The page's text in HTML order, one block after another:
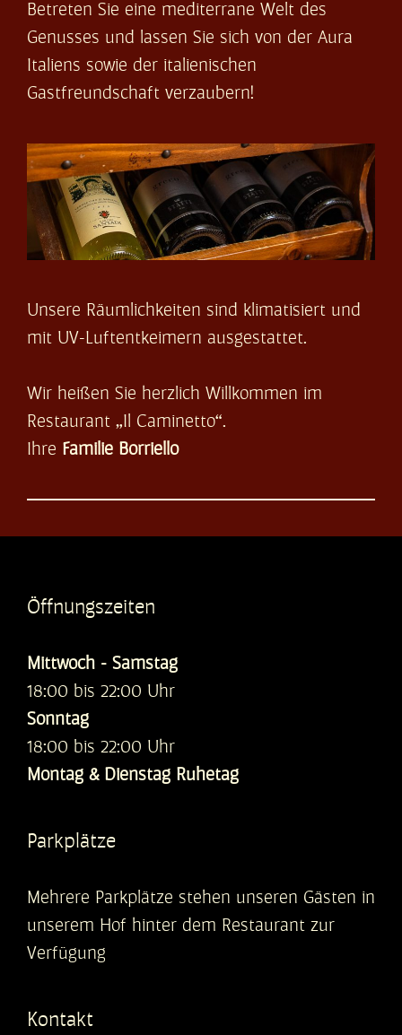
Betreten Sie eine mediterrane Welt des
Genusses und lassen Sie sich von der Aura
Italiens sowie der italienischen
Gastfreundschaft verzaubern!
Unsere Räumlichkeiten sind klimatisiert und
mit UV-Luftentkeimern ausgestattet.
Wir heißen Sie herzlich Willkommen im
Restaurant „Il Caminetto“.
Ihre Familie Borriello
Öffnungszeiten
Mittwoch - Samstag
18:00 bis 22:00 Uhr
Sonntag
18:00 bis 22:00 Uhr
Montag & Dienstag Ruhetag
Parkplätze
Mehrere Parkplätze stehen unseren Gästen in
unserem Hof hinter dem Restaurant zur
Verfügung
Kontakt